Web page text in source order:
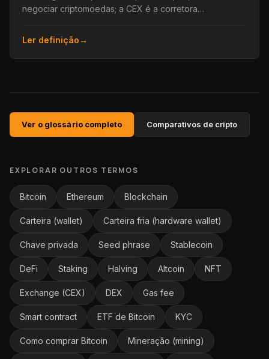
negociar criptomoedas; a CEX é a corretora
os fundos.
Ler definição→
Ver o glossário completo Comparativos de cripto
EXPLORAR OUTROS TERMOS
Bitcoin Ethereum Blockchain
Carteira (wallet) Carteira fria (hardware wallet)
Chave privada Seed phrase Stablecoin
DeFi Staking Halving Altcoin NFT
Exchange (CEX) DEX Gas fee
Smart contract ETF de Bitcoin KYC
Como comprar Bitcoin Mineração (mining)